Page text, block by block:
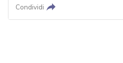
Condividi